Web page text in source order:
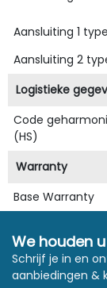
Aansluiting 1 type
Aansluiting 2
Logistieke
Code
(HS)
Warranty
Base Warranty
We houden
Schrijf je in en
aanbiedingen &